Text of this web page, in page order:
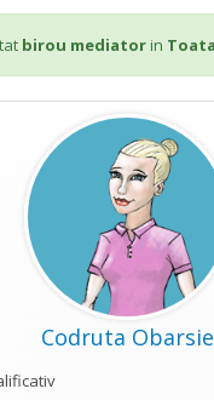
birou mediatorin
Codruta Obarsie